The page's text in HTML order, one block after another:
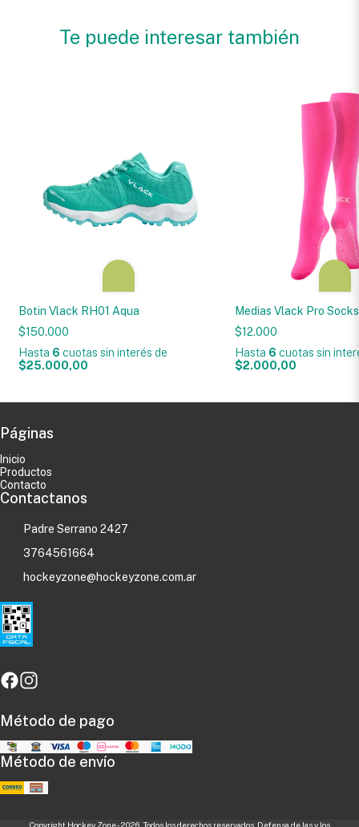
Te puede interesar también
Botin Vlack RH01 Aqua
$150.000
Hasta 6 cuotas sin interés de
$25.000,00
Medias Vlack Pro
$12.000
Hasta 6 cuotas sin
$2.000,00
Páginas
Inicio
Productos
Contacto
Contactanos
Padre Serrano 2427
3764561664
hockeyzone@hockeyzone.com.ar
Método de pago
Método de envío
Copyright Hockey Zone - 2026. Todos los derechos reservados. Defensa de las y los